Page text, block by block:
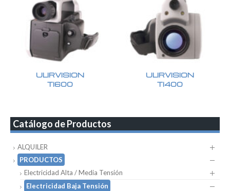
ULIRVISION
TI600
ULIRVISION
TI400
Catálogo de Productos
ALQUILER
PRODUCTOS
Electricidad Alta / Media Tensión
Electricidad Baja Tensión